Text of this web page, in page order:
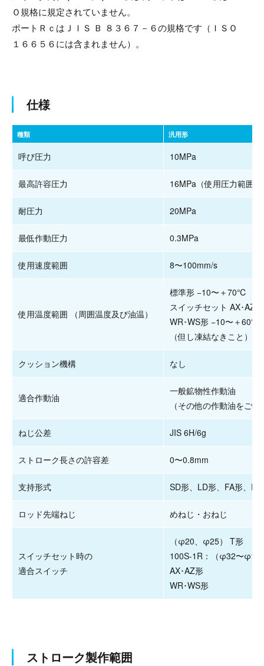
Ｏ規格に規定されていません。
ポートＲｃはＪＩＳ Ｂ ８３６７－６の規格です（ＩＳＯ
１６６５６には含まれません）。
仕様
種類 汎用形
呼び圧力 10MPa
最高許容圧力 16MPa（使用圧力範囲
耐圧力 20MPa
最低作動圧力 0.3MPa
使用速度範囲 8〜100mm/s
使用温度範囲 （周囲温度及び油温）
標準形 −10〜＋70℃
スイッチセット AX･AZ
WR･WS形 −10〜＋60℃
（但し凍結なきこと）
クッション機構 なし
適合作動油
一般鉱物性作動油
（その他の作動油をご
ねじ公差 JIS 6H/6g
ストローク長さの許容差 0〜0.8mm
支持形式 SD形、LD形、FA形、FB
ロッド先端ねじ めねじ・おねじ
スイッチセット時の
適合スイッチ
（φ20、φ25） T形
100S-1R：（φ32〜
AX･AZ形
WR･WS形
ストローク製作範囲